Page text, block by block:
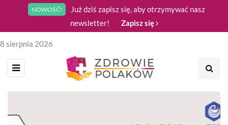
NOWOŚĆ!
Już dziś zapisz się, aby otrzymywać nasz
newsletter!
Zapisz się
8 sierpnia 2026